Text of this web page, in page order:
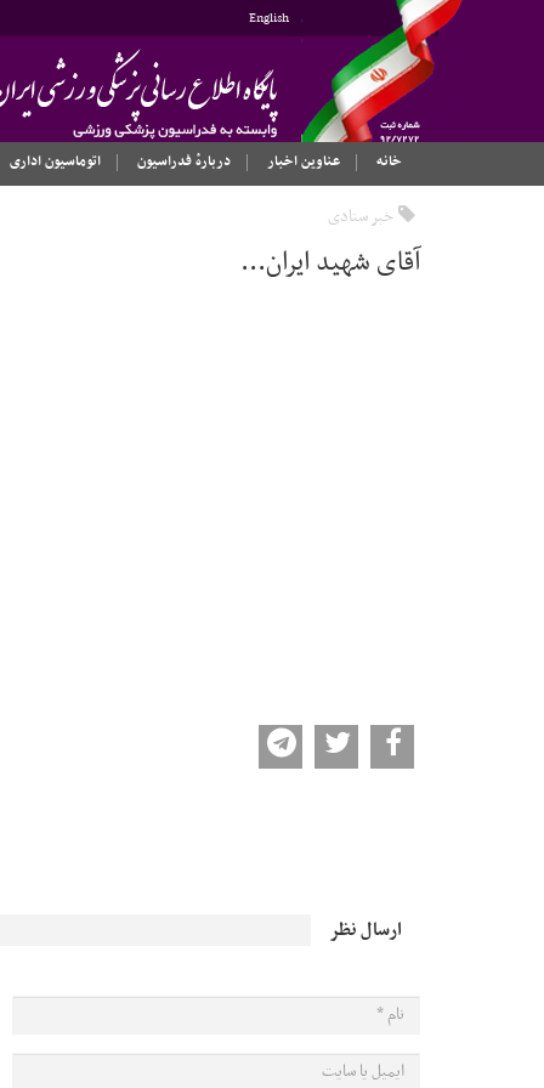
English
خانه
عناوین اخبار دربارهٔ فدراسیون اتوماسیون اداری
خبر ستادی
آقای شهید ایران...
ارسال نظر